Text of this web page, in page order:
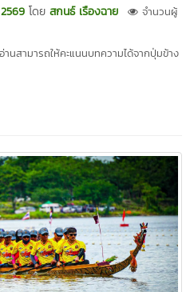
โดย สกนธ์ เรืองฉาย
จำนวนผู้
านสามารถให้คะแนนบทความได้จากปุ่มข้าง